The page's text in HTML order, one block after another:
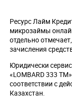
Ресурс Лайм
микрозаймы
отдельно
зачисления
Юридически
«LOMBARD 333
соответствии с
Казахстан.